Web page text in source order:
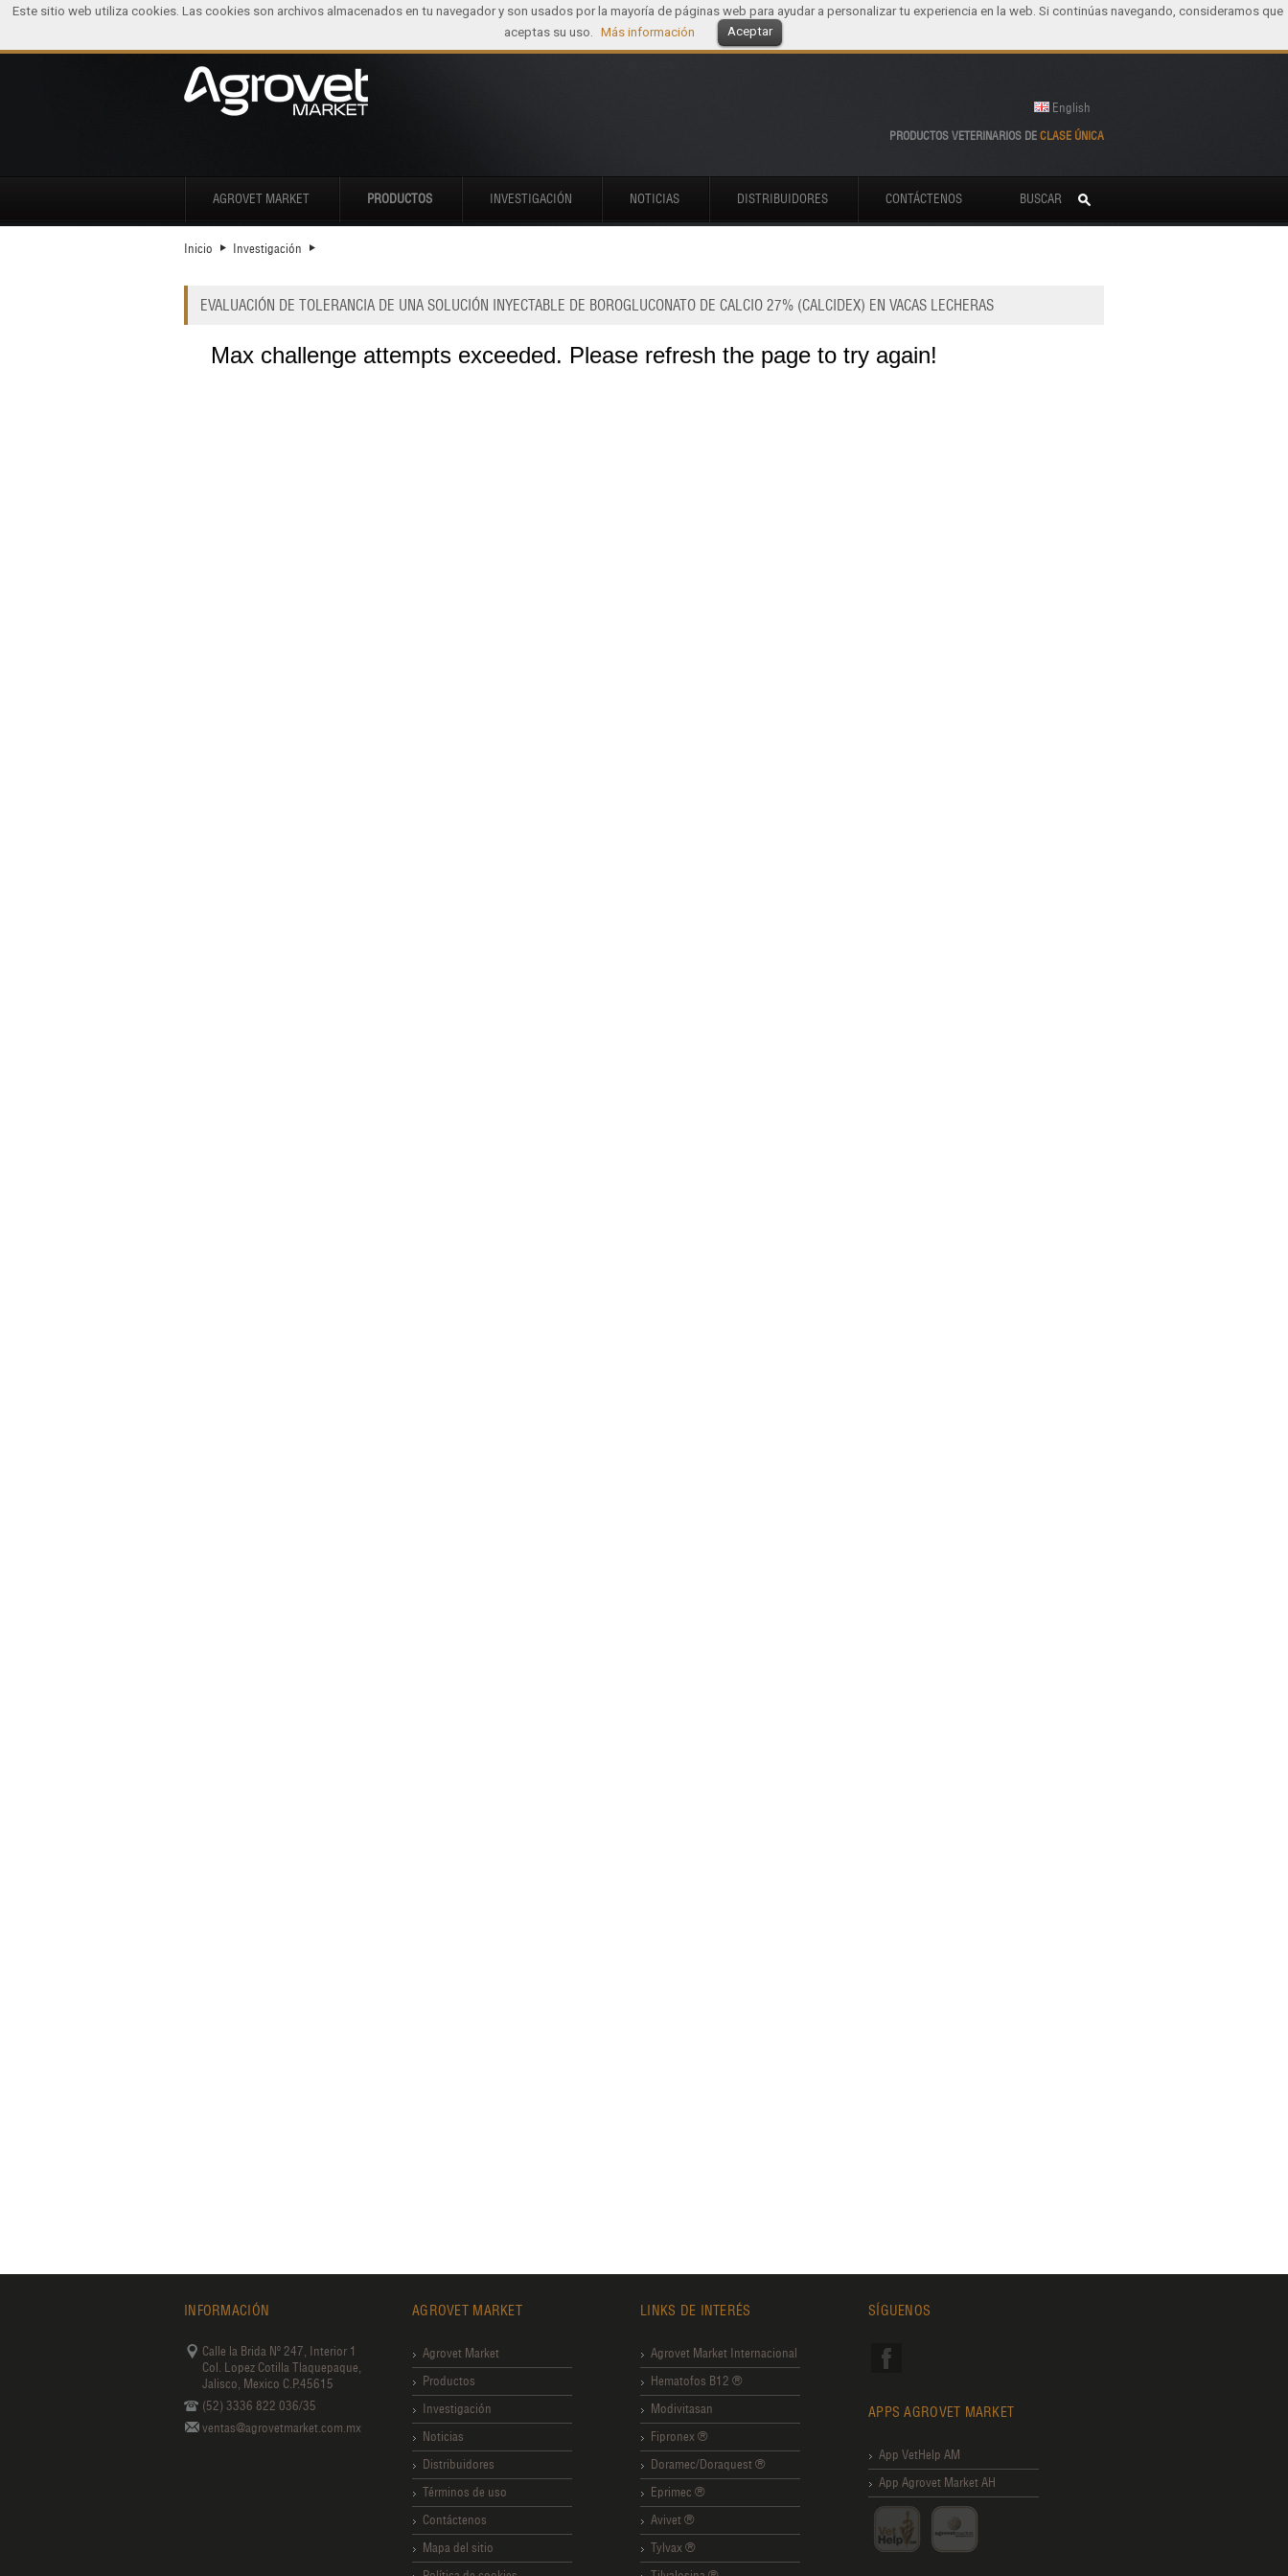
English
PRODUCTOS VETERINARIOS DE CLASE ÚNICA
AGROVET MARKET PRODUCTOS INVESTIGACIÓN NOTICIAS DISTRIBUIDORES CONTÁCTENOS BUSCAR
Inicio Investigación
EVALUACIÓN DE TOLERANCIA DE UNA SOLUCIÓN INYECTABLE DE BOROGLUCONATO DE CALCIO 27% (CALCIDEX) EN VACAS LECHERAS
INFORMACIÓN
Calle la Brida Nº 247, Interior 1
Col. Lopez Cotilla Tlaquepaque,
Jalisco, Mexico C.P.45615
(52) 3336 822 036/35
ventas@agrovetmarket.com.mx
AGROVET MARKET
Agrovet Market
Productos
Investigación
Noticias
Distribuidores
Términos de uso
Contáctenos
Mapa del sitio
LINKS DE INTERÉS
Agrovet Market Internacional
Hematofos B12 ®
Modivitasan
Fipronex ®
Doramec/Doraquest ®
Eprimec ®
Avivet ®
Tylvax ®
SÍGUENOS
APPS AGROVET MARKET
App VetHelp AM
App Agrovet Market AH
Este sitio web utiliza cookies. Las cookies son archivos almacenados en tu navegador y son usados por la mayoría de páginas web para ayudar a personalizar tu experiencia en la web. Si continúas navegando, consideramos que
aceptas su uso. Más información Aceptar